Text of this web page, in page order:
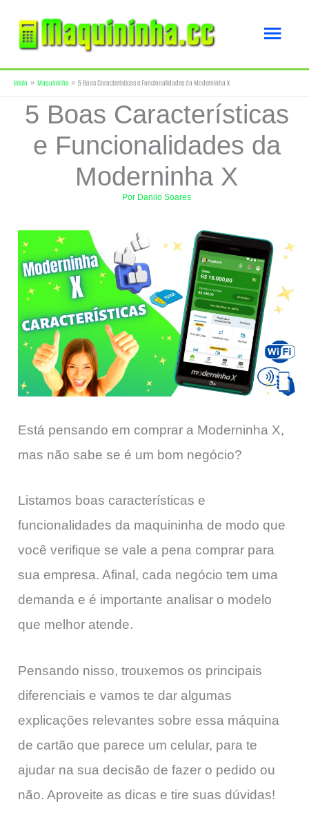
para
conteúdo
Início Maquininha 5 Boas Características e Funcionalidades da Moderninha X
5 Boas Características
e Funcionalidades da
Moderninha X
Por Danilo Soares
Está pensando em comprar a Moderninha X,
mas não sabe se é um bom negócio?
Listamos boas características e
funcionalidades da maquininha de modo que
você verifique se vale a pena comprar para
sua empresa. Afinal, cada negócio tem uma
demanda e é importante analisar o modelo
que melhor atende.
Pensando nisso, trouxemos os principais
diferenciais e vamos te dar algumas
explicações relevantes sobre essa máquina
de cartão que parece um celular, para te
ajudar na sua decisão de fazer o pedido ou
não. Aproveite as dicas e tire suas dúvidas!